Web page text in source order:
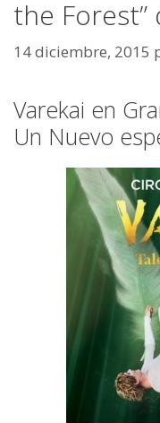
the Forest”
14 diciembre, 2015
Varekai en
Un Nuevo